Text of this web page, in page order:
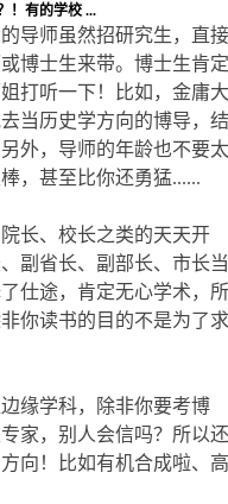
！有的学校 ...
导师虽然招研究生，直接
博士生来带。博士生肯定
打听一下！比如，金庸大
当历史学方向的博导，结
外，导师的年龄也不要太
，甚至比你还勇猛......
长、校长之类的天天开
副省长、副部长、市长当
仕途，肯定无心学术，所
你读书的目的不是为了求
缘学科，除非你要考博
家，别人会信吗？所以还
向！比如有机合成啦、高